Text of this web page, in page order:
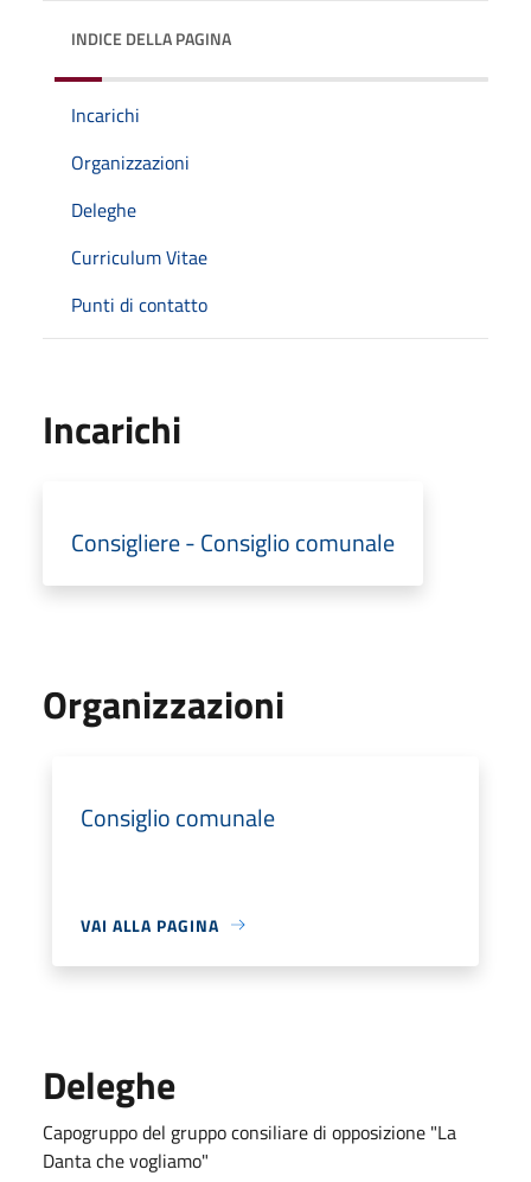
INDICE DELLA PAGINA
Incarichi
Organizzazioni
Deleghe
Curriculum Vitae
Punti di contatto
Incarichi
Consigliere - Consiglio comunale
Organizzazioni
Consiglio comunale
VAI ALLA PAGINA
Deleghe
Capogruppo del gruppo consiliare di opposizione "La
Danta che vogliamo"